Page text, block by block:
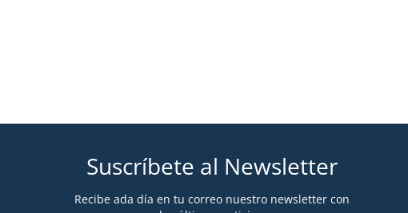
Suscríbete al Newsletter
Recibe ada día en tu correo nuestro newsletter con